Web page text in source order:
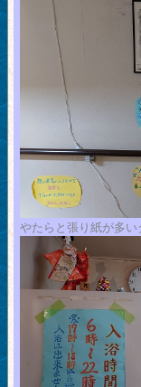
やたらと張り紙が多